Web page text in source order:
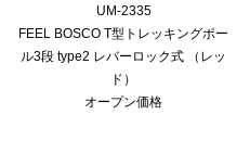
UM-2335
FEEL BOSCO T型トレッキングポー
ル3段 type2 レバーロック式 （レッ
ド）
オープン価格